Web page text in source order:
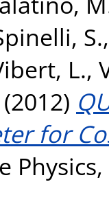
S.
L.,
(2012)
for